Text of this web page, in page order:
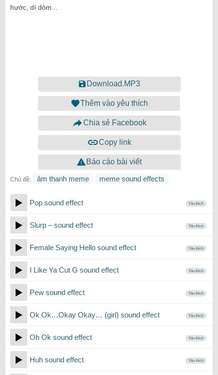
hước, dí dỏm...
Download.MP3
Thêm vào yêu thích
Chia sẻ Facebook
Copy link
Báo cáo bài viết
Chủ đề: âm thanh meme meme sound effects
Pop sound effect Yêu thích
Slurp – sound effect Yêu thích
Female Saying Hello sound effect Yêu thích
I Like Ya Cut G sound effect Yêu thích
Pew sound effect Yêu thích
Ok Ok…Okay Okay… (girl) sound effect Yêu thích
Oh Ok sound effect Yêu thích
Huh sound effect Yêu thích